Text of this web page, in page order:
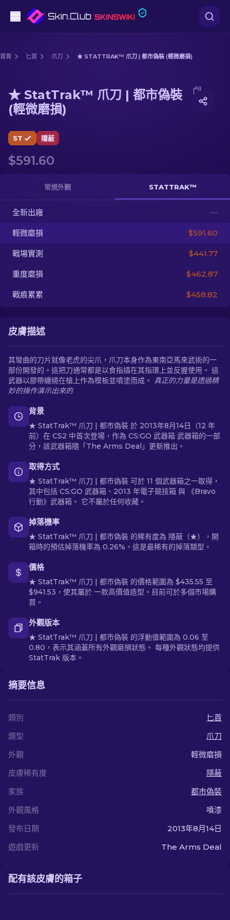
步槍
匕首
ZH-TW
首頁 匕首 爪刀 ★ STATTRAK™ 爪刀 | 都市偽裝 (輕微磨損)
Media of ★ StatTrak™ 爪刀 | 都市偽裝 (輕微磨損)
★ StatTrak™ 爪刀 | 都市偽裝
(輕微磨損)
ST 隱蔽
$591.60
常規外觀 STATTRAK™
全新出廠 —
輕微磨損 $591.60
戰場實測 $441.77
重度磨損 $462.87
戰痕累累 $458.82
皮膚描述
其彎曲的刀片就像老虎的尖爪，爪刀本身作為東南亞馬來武術的一
部份開發的。這把刀通常都是以食指插在其指環上並反握使用。 這
武器以膠帶纏繞在槍上作為模板並噴塗而成。 真正的力量是透過精
妙的操作演示出來的
背景
★ StatTrak™ 爪刀 | 都市偽裝 於 2013年8月14日（12 年
前）在 CS2 中首次登場，作為 CS:GO 武器箱 武器箱的一部
分，該武器箱隨「The Arms Deal」更新推出。
取得方式
★ StatTrak™ 爪刀 | 都市偽裝 可於 11 個武器箱之一取得，
其中包括 CS:GO 武器箱、2013 年電子競技箱 與 《Bravo
行動》武器箱。 它不屬於任何收藏。
掉落機率
★ StatTrak™ 爪刀 | 都市偽裝 的稀有度為 隱蔽（★），開
箱時的預估掉落機率為 0.26%。這是最稀有的掉落類型。
價格
★ StatTrak™ 爪刀 | 都市偽裝 的價格範圍為 $435.55 至
$941.53，使其屬於 一款高價值造型。目前可於多個市場購
買。
外觀版本
★ StatTrak™ 爪刀 | 都市偽裝 的浮動值範圍為 0.06 至
0.80，表示其涵蓋所有外觀磨損狀態。 每種外觀狀態均提供
StatTrak 版本。
摘要信息
類別
匕首
類型
爪刀
外觀
輕微磨損
皮膚稀有度
隱蔽
家族
都市偽裝
外觀風格
噴漆
發布日期
2013年8月14日
遊戲更新
The Arms Deal
配有該皮膚的箱子